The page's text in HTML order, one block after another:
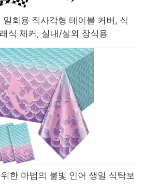
일회용 직사각형 테이블 커버, 식
식 체커, 실내/실외 장식용
한 마법의 불빛 인어 생일 식탁보